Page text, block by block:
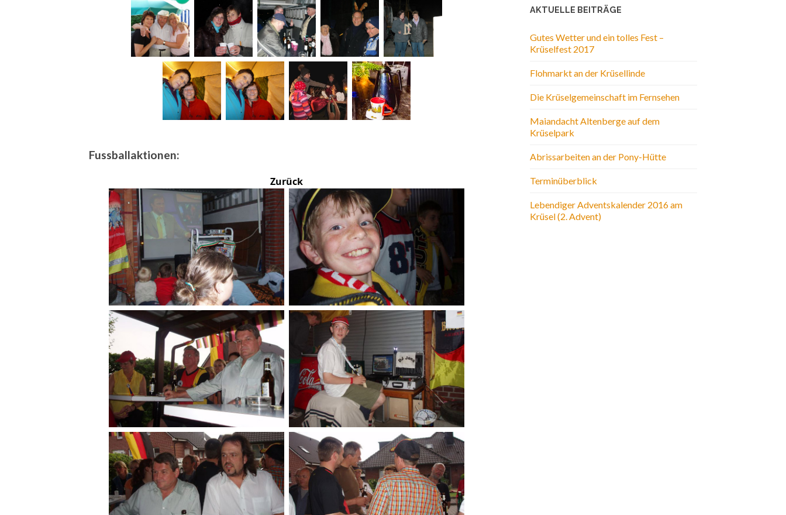
Fussballaktionen:
Zurück
AKTUELLE BEITRÄGE
Gutes Wetter und ein tolles Fest –
Krüselfest 2017
Flohmarkt an der Krüsellinde
Die Krüselgemeinschaft im Fernsehen
Maiandacht Altenberge auf dem
Krüselpark
Abrissarbeiten an der Pony-Hütte
Terminüberblick
Lebendiger Adventskalender 2016 am
Krüsel (2. Advent)